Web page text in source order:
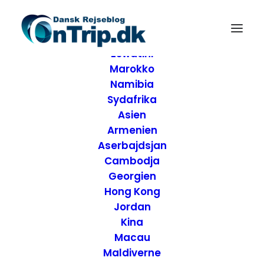
Destinationer
Afrika
Eswatini
Marokko
Namibia
Sydafrika
Asien
Armenien
Aserbajdsjan
Cambodja
Georgien
Hong Kong
Jordan
Kina
Macau
Maldiverne
Hvem er vi